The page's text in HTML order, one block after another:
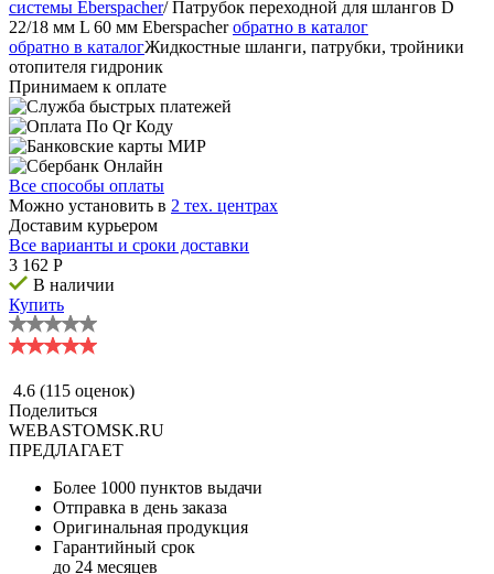
системы Eberspacher/ Патрубок переходной для шлангов D
22/18 мм L 60 мм Eberspacher обратно в каталог
обратно в каталогЖидкостные шланги, патрубки, тройники
отопителя гидроник
Принимаем к оплате
Все способы оплаты
Можно установить в 2 тех. центрах
Доставим курьером
Все варианты и сроки доставки
3 162 P
В наличии
Купить
4.6 (115 оценок)
Поделиться
WEBASTOMSK.RU
ПРЕДЛАГАЕТ
Более 1000 пунктов выдачи
Отправка в день заказа
Оригинальная продукция
Гарантийный срок
до 24 месяцев